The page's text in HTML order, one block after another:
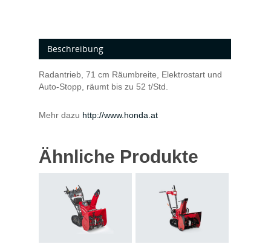
Beschreibung
Radantrieb, 71 cm Räumbreite, Elektrostart und
Auto-Stopp, räumt bis zu 52 t/Std.
Mehr dazu http://www.honda.at
Ähnliche Produkte